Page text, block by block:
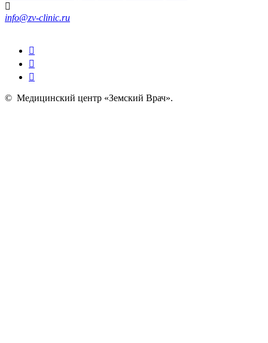
info@zv-clinic.ru
© Медицинский центр «Земский Врач».